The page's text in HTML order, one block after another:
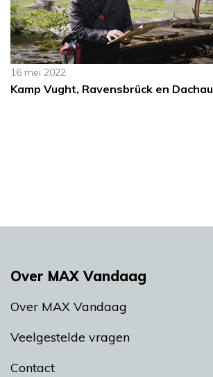
16 mei 2022
Kamp Vught, Ravensbrück en Dachau
Over MAX Vandaag
Over MAX Vandaag
Veelgestelde vragen
Contact